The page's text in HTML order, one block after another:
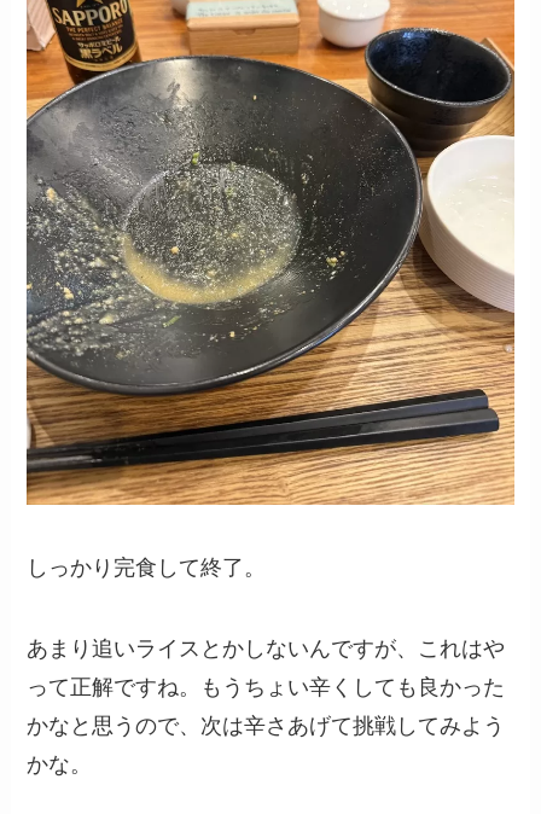
しっかり完食して終了。
あまり追いライスとかしないんですが、これはや
って正解ですね。もうちょい辛くしても良かった
かなと思うので、次は辛さあげて挑戦してみよう
かな。